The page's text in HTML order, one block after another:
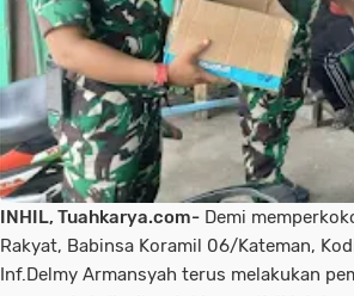
INHIL, Tuahkarya.com- Demi
Rakyat, Babinsa Koramil 06/Kateman,
Inf.Delmy Armansyah terus melakukan